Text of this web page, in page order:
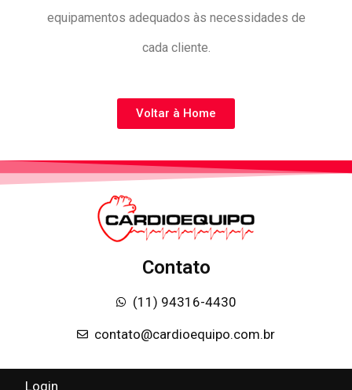
equipamentos adequados às necessidades de
cada cliente.
Voltar à Home
Contato
(11) 94316-4430
contato@cardioequipo.com.br
Login